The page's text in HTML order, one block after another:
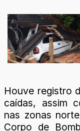
Houve registro
caídas, assim
nas zonas
Corpo de